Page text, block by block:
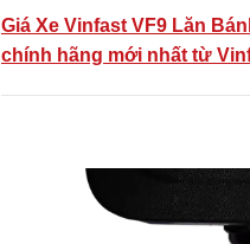
Giá Xe Vinfast VF9 Lăn
chính hãng mới nhất từ